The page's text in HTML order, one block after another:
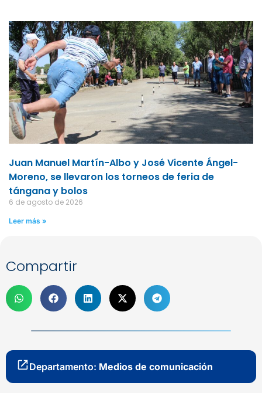
Juan Manuel Martín-Albo y José Vicente Ángel-
Moreno, se llevaron los torneos de feria de
tángana y bolos
6 de agosto de 2026
Leer más »
Compartir
Departamento: Medios de comunicación